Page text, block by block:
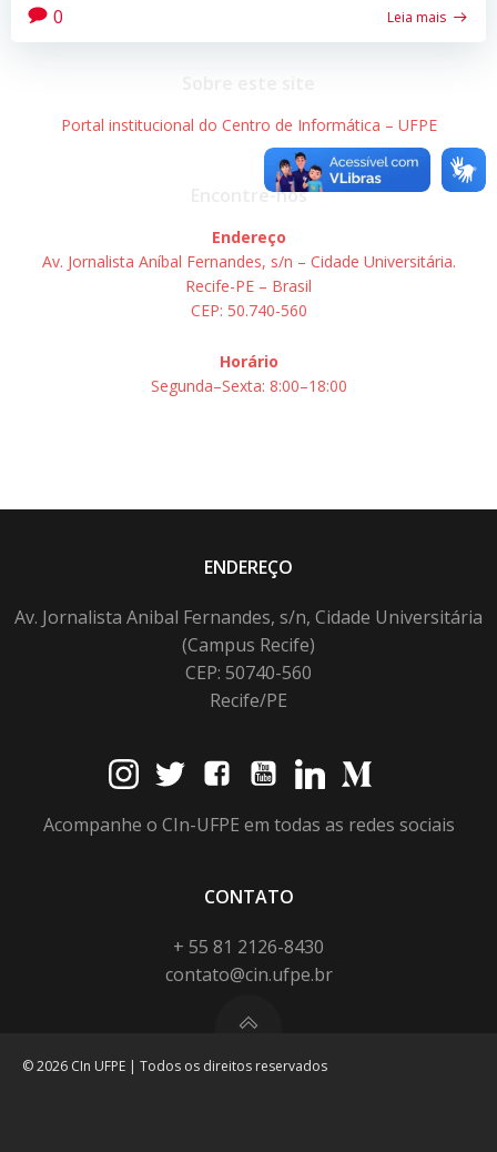
0 Leia mais
Portal institucional do Centro de Informática – UFPE
Encontre-nos
Endereço
Av. Jornalista Aníbal Fernandes, s/n – Cidade Universitária.
Recife-PE – Brasil
CEP: 50.740-560
Horário
Segunda–Sexta: 8:00–18:00
ENDEREÇO
Av. Jornalista Anibal Fernandes, s/n, Cidade Universitária
(Campus Recife)
CEP: 50740-560
Recife/PE
Acompanhe o CIn-UFPE em todas as redes sociais
CONTATO
+ 55 81 2126-8430
contato@cin.ufpe.br
© 2026 CIn UFPE | Todos os direitos reservados